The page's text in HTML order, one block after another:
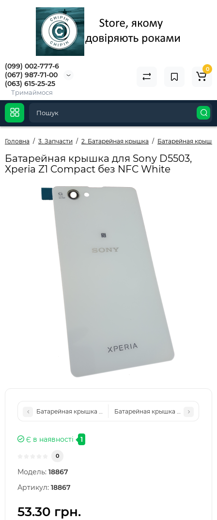
(099) 002-777-6
(067) 987-71-00
(063) 615-25-25
Тримаймося
0
Головна 3. Запчасти 2. Батарейная крышка Батарейная
Батарейная крышка для Sony D5503,
Xperia Z1 Compact без NFC White
Батарейная крышка для Sony D5503, Xperia Z1 Compact
Батарейная крышка для Sony
Є в наявності 1
0
Модель: 18867
Артикул: 18867
53.30 грн.